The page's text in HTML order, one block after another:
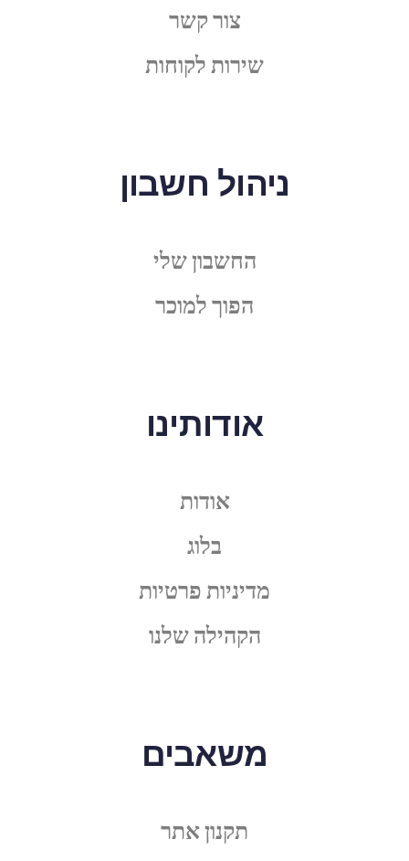
צור קשר
שירות לקוחות
ניהול חשבון
החשבון שלי
הפוך למוכר
אודותינו
אודות
בלוג
מדיניות פרטיות
הקהילה שלנו
משאבים
תקנון אתר